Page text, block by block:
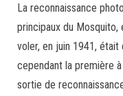
La reconnaissance
principaux du
voler, en juin 1941,
cependant la première
sortie de